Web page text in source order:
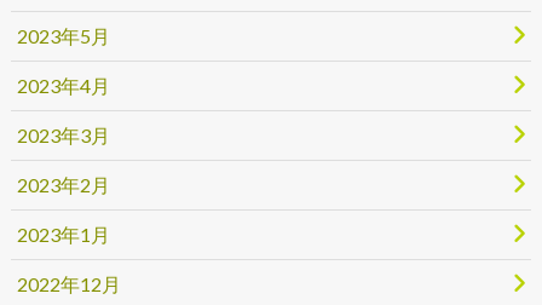
2023年5月
2023年4月
2023年3月
2023年2月
2023年1月
2022年12月